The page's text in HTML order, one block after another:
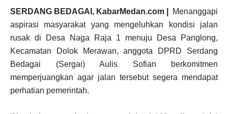
SERDANG BEDAGAI, KabarMedan.com |
Menanggapi
aspirasi masyarakat yang mengeluhkan kondisi jalan
rusak di Desa Naga Raja 1 menuju Desa Panglong,
Kecamatan Dolok Merawan, anggota DPRD Serdang
Bedagai (Sergai) Aulis Sofian berkomitmen
memperjuangkan agar jalan tersebut segera mendapat
perhatian pemerintah.